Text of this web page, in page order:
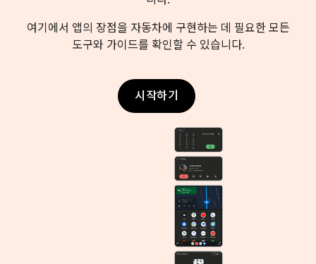
여기에서 앱의 장점을 자동차에 구현하는 데 필요한 모든
도구와 가이드를 확인할 수 있습니다.
시작하기